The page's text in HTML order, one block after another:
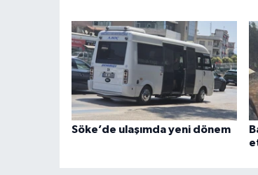
Söke’de ulaşımda yeni dönem